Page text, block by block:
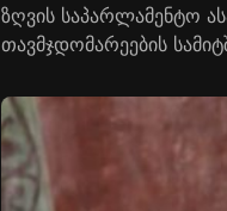
ზღვის საპარლამენტო
თავმჯდომარეების